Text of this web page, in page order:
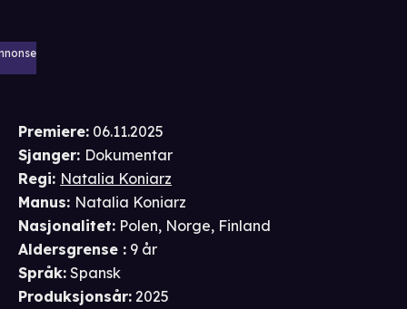
Premiere: 06.11.2025
Sjanger: Dokumentar
Regi: Natalia Koniarz
Manus: Natalia Koniarz
Nasjonalitet: Polen, Norge, Finland
Aldersgrense : 9 år
Språk: Spansk
Produksjonsår: 2025